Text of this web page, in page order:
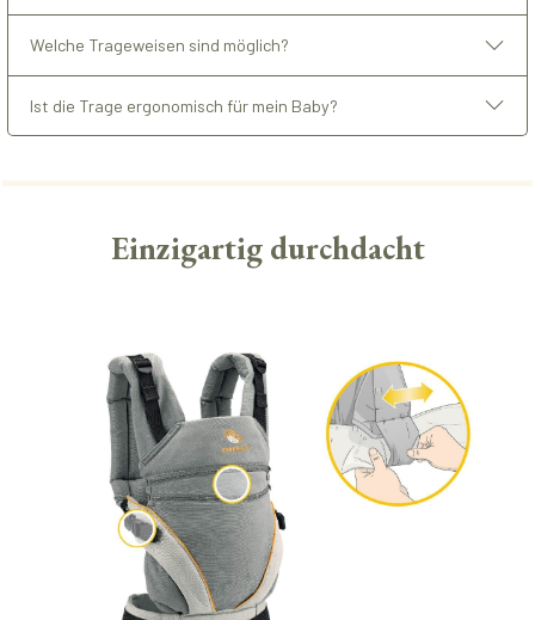
Welche Trageweisen sind möglich?
Ist die Trage ergonomisch für mein Baby?
Einzigartig durchdacht